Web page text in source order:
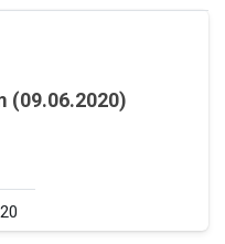
(09.06.2020)